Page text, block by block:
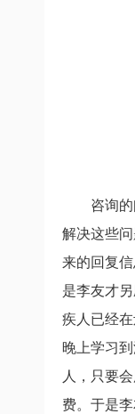
咨询
解决这些
来的回复
是李友才
疾人已经
晚上学习
人，只要
费。于是